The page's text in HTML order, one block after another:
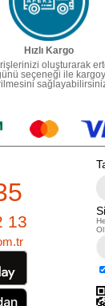
Hızlı Kargo
oluşturarak
seçeneği ile
13
Ol!